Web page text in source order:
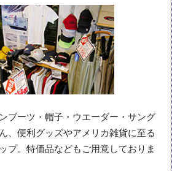
ブーツ・帽子・ウエーダー・サング
、便利グッズやアメリカ雑貨に至る
プ。特価品などもご用意しておりま